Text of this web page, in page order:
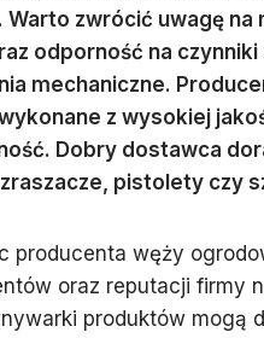
Warto zwrócić uwagę na
odporność na
mechaniczne.
z wysokiej
Dobry dostawca
pistolety czy
producenta węży
oraz reputacji firmy
produktów mogą